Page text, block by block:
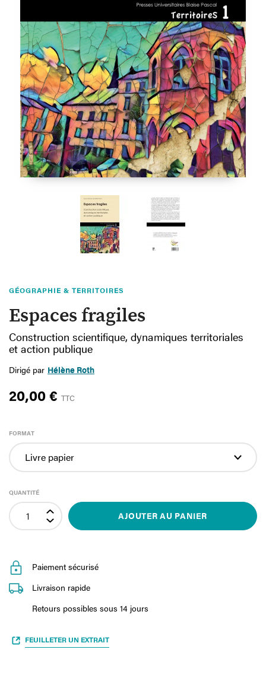
GÉOGRAPHIE & TERRITOIRES
Espaces fragiles
Construction scientifique, dynamiques territoriales
et action publique
Dirigé par Hélène Roth
20,00 € TTC
FORMAT
QUANTITÉ
AJOUTER AU PANIER
Paiement sécurisé
Livraison rapide
Retours possibles sous 14 jours
FEUILLETER UN EXTRAIT